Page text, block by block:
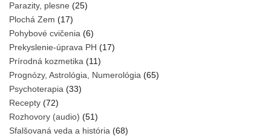
Parazity, plesne (25)
Plochá Zem (17)
Pohybové cvičenia (6)
Prekyslenie-úprava PH (17)
Prírodná kozmetika (11)
Prognózy, Astrológia, Numerológia (65)
Psychoterapia (33)
Recepty (72)
Rozhovory (audio) (51)
Sfalšovaná veda a história (68)